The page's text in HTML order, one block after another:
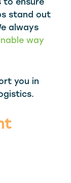
to ensure
stand out
always
way
you in